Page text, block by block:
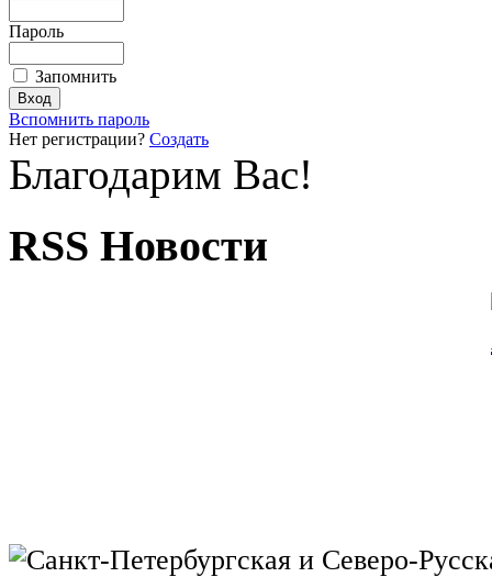
Пароль
Запомнить
Вспомнить пароль
Нет регистрации? Создать
Благодарим Вас!
RSS Новости